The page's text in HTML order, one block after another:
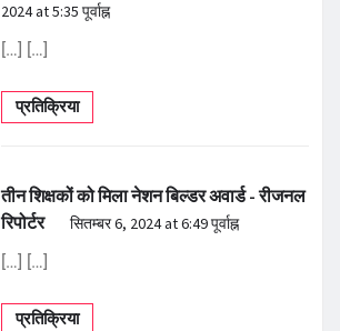
2024 at 5:35 पूर्वाह्न
[…] […]
प्रतिक्रिया
तीन शिक्षकों को मिला नेशन बिल्डर अवार्ड - रीजनल
रिपोर्टर
सितम्बर 6, 2024 at 6:49 पूर्वाह्न
[…] […]
प्रतिक्रिया